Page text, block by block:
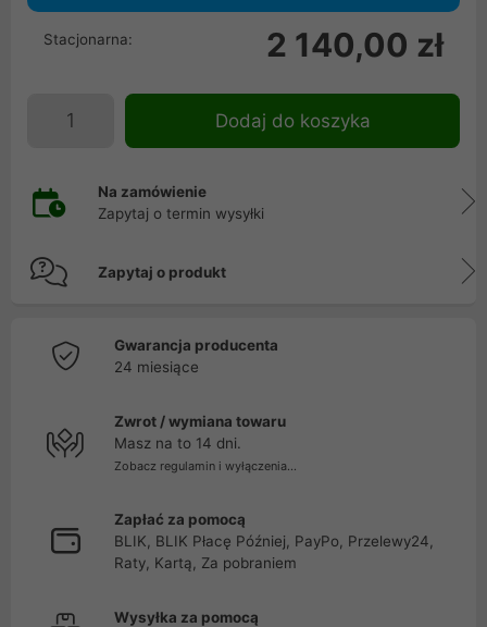
Stacjonarna: 2 140,00 zł
Dodaj do koszyka
Na zamówienie
Zapytaj o termin wysyłki
Zapytaj o produkt
Gwarancja producenta
24 miesiące
Zwrot / wymiana towaru
Masz na to 14 dni.
Zobacz regulamin i wyłączenia...
Zapłać za pomocą
BLIK, BLIK Płacę Później, PayPo, Przelewy24,
Raty, Kartą, Za pobraniem
Wysyłka za pomocą